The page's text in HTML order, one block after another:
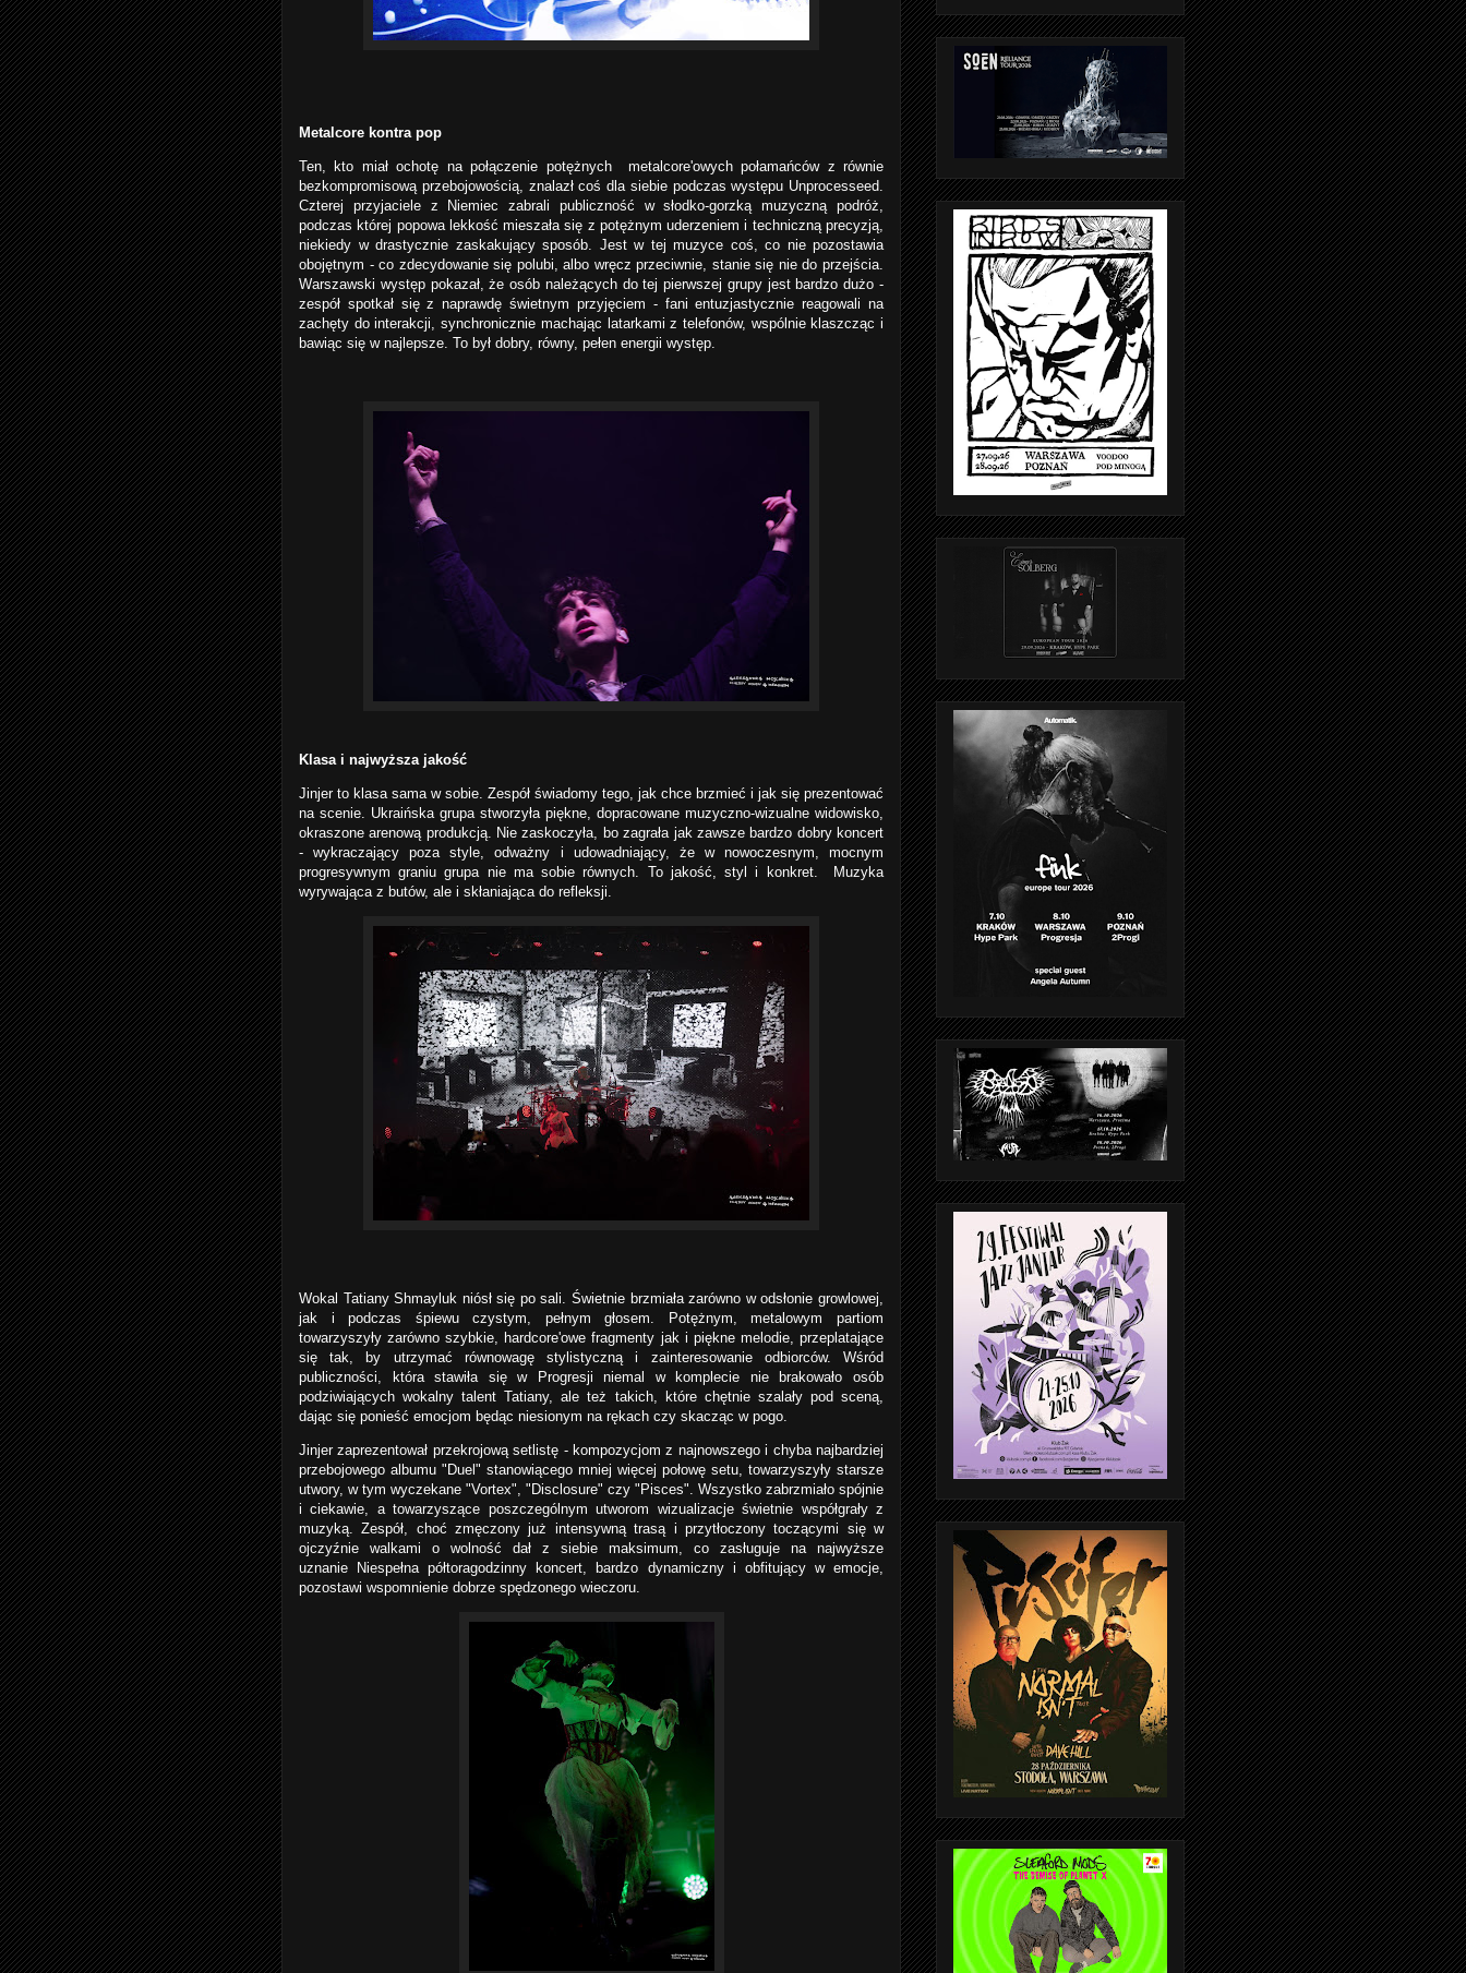
Metalcore kontra pop
Ten, kto miał ochotę na połączenie potężnych metalcore'owych połamańców z równie
bezkompromisową przebojowością, znalazł coś dla siebie podczas występu Unprocesseed.
Czterej przyjaciele z Niemiec zabrali publiczność w słodko-gorzką muzyczną podróż,
podczas której popowa lekkość mieszała się z potężnym uderzeniem i techniczną precyzją,
niekiedy w drastycznie zaskakujący sposób. Jest w tej muzyce coś, co nie pozostawia
obojętnym - co zdecydowanie się polubi, albo wręcz przeciwnie, stanie się nie do przejścia.
Warszawski występ pokazał, że osób należących do tej pierwszej grupy jest bardzo dużo -
zespół spotkał się z naprawdę świetnym przyjęciem - fani entuzjastycznie reagowali na
zachęty do interakcji, synchronicznie machając latarkami z telefonów, wspólnie klaszcząc i
bawiąc się w najlepsze. To był dobry, równy, pełen energii występ.
Klasa i najwyższa jakość
Jinjer to klasa sama w sobie. Zespół świadomy tego, jak chce brzmieć i jak się prezentować
na scenie. Ukraińska grupa stworzyła piękne, dopracowane muzyczno-wizualne widowisko,
okraszone arenową produkcją. Nie zaskoczyła, bo zagrała jak zawsze bardzo dobry koncert
- wykraczający poza style, odważny i udowadniający, że w nowoczesnym, mocnym
progresywnym graniu grupa nie ma sobie równych. To jakość, styl i konkret. Muzyka
wyrywająca z butów, ale i skłaniająca do refleksji.
Wokal Tatiany Shmayluk niósł się po sali. Świetnie brzmiała zarówno w odsłonie growlowej,
jak i podczas śpiewu czystym, pełnym głosem. Potężnym, metalowym partiom
towarzyszyły zarówno szybkie, hardcore'owe fragmenty jak i piękne melodie, przeplatające
się tak, by utrzymać równowagę stylistyczną i zainteresowanie odbiorców. Wśród
publiczności, która stawiła się w Progresji niemal w komplecie nie brakowało osób
podziwiających wokalny talent Tatiany, ale też takich, które chętnie szalały pod sceną,
dając się ponieść emocjom będąc niesionym na rękach czy skacząc w pogo.
Jinjer zaprezentował przekrojową setlistę - kompozycjom z najnowszego i chyba najbardziej
przebojowego albumu "Duel" stanowiącego mniej więcej połowę setu, towarzyszyły starsze
utwory, w tym wyczekane "Vortex", "Disclosure" czy "Pisces". Wszystko zabrzmiało spójnie
i ciekawie, a towarzyszące poszczególnym utworom wizualizacje świetnie współgrały z
muzyką. Zespół, choć zmęczony już intensywną trasą i przytłoczony toczącymi się w
ojczyźnie walkami o wolność dał z siebie maksimum, co zasługuje na najwyższe
uznanie Niespełna półtoragodzinny koncert, bardzo dynamiczny i obfitujący w emocje,
pozostawi wspomnienie dobrze spędzonego wieczoru.